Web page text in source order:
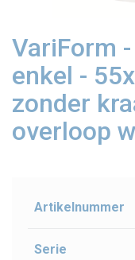
VariForm
enkel -
zonder
overloop
Artikelnummer
Serie